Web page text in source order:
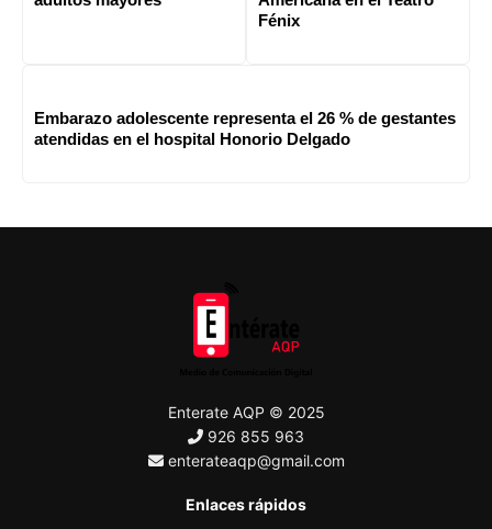
Fénix
Embarazo adolescente representa el 26 % de gestantes
atendidas en el hospital Honorio Delgado
Enterate AQP © 2025
926 855 963
enterateaqp@gmail.com
Enlaces rápidos